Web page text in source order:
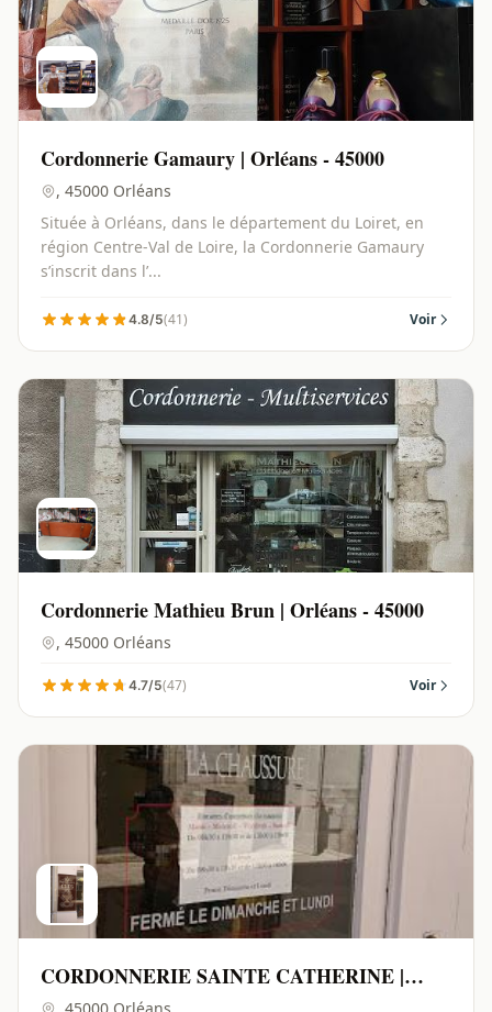
Cordonnerie Gamaury | Orléans - 45000
, 45000 Orléans
Située à Orléans, dans le département du Loiret, en
région Centre-Val de Loire, la Cordonnerie Gamaury
s’inscrit dans l’...
4.8/5(41) Voir
Cordonnerie Mathieu Brun | Orléans - 45000
, 45000 Orléans
4.7/5(47) Voir
CORDONNERIE SAINTE CATHERINE |